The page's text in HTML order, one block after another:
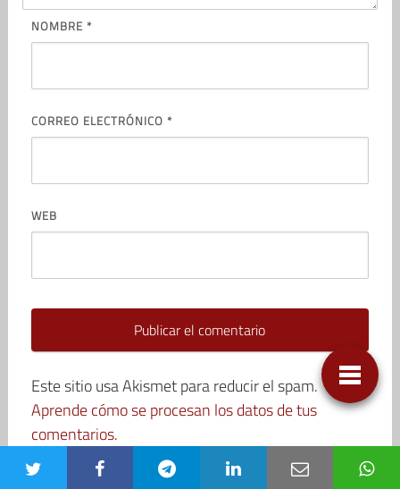
NOMBRE *
CORREO ELECTRÓNICO *
WEB
Este sitio usa Akismet para reducir el spam.
Aprende cómo se procesan los datos de tus
comentarios.